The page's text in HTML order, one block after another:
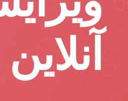
آنلاین